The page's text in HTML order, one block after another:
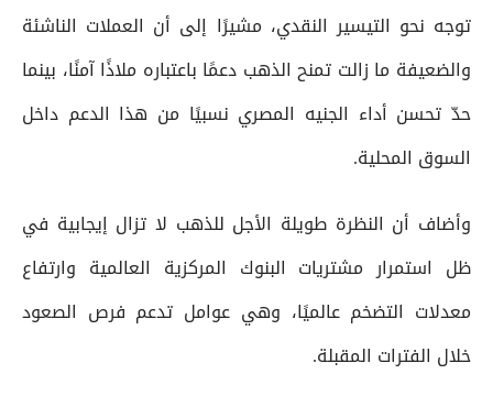
توجه نحو التيسير النقدي، مشيرًا إلى أن العملات الناشئة
والضعيفة ما زالت تمنح الذهب دعمًا باعتباره ملاذًا آمنًا، بينما
حدّ تحسن أداء الجنيه المصري نسبيًا من هذا الدعم داخل
السوق المحلية.
وأضاف أن النظرة طويلة الأجل للذهب لا تزال إيجابية في
ظل استمرار مشتريات البنوك المركزية العالمية وارتفاع
معدلات التضخم عالميًا، وهي عوامل تدعم فرص الصعود
خلال الفترات المقبلة.